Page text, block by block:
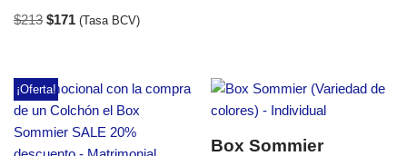
$213 $171 (Tasa BCV)
¡Oferta!
Box Sommier